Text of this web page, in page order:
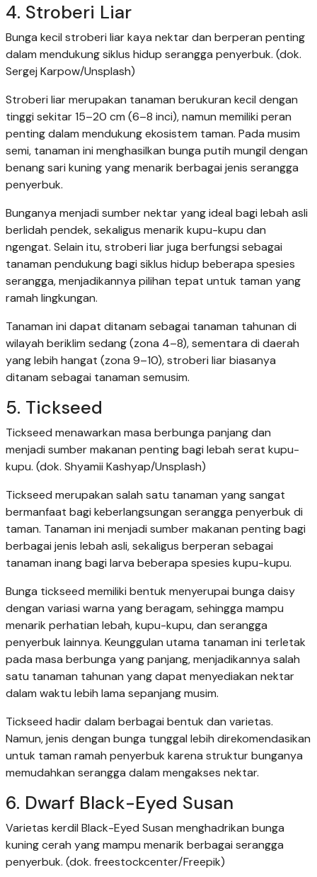
4. Stroberi Liar
Bunga kecil stroberi liar kaya nektar dan berperan penting
dalam mendukung siklus hidup serangga penyerbuk. (dok.
Sergej Karpow/Unsplash)
Stroberi liar merupakan tanaman berukuran kecil dengan
tinggi sekitar 15–20 cm (6–8 inci), namun memiliki peran
penting dalam mendukung ekosistem taman. Pada musim
semi, tanaman ini menghasilkan bunga putih mungil dengan
benang sari kuning yang menarik berbagai jenis serangga
penyerbuk.
Bunganya menjadi sumber nektar yang ideal bagi lebah asli
berlidah pendek, sekaligus menarik kupu-kupu dan
ngengat. Selain itu, stroberi liar juga berfungsi sebagai
tanaman pendukung bagi siklus hidup beberapa spesies
serangga, menjadikannya pilihan tepat untuk taman yang
ramah lingkungan.
Tanaman ini dapat ditanam sebagai tanaman tahunan di
wilayah beriklim sedang (zona 4–8), sementara di daerah
yang lebih hangat (zona 9–10), stroberi liar biasanya
ditanam sebagai tanaman semusim.
5. Tickseed
Tickseed menawarkan masa berbunga panjang dan
menjadi sumber makanan penting bagi lebah serat kupu-
kupu. (dok. Shyamii Kashyap/Unsplash)
Tickseed merupakan salah satu tanaman yang sangat
bermanfaat bagi keberlangsungan serangga penyerbuk di
taman. Tanaman ini menjadi sumber makanan penting bagi
berbagai jenis lebah asli, sekaligus berperan sebagai
tanaman inang bagi larva beberapa spesies kupu-kupu.
Bunga tickseed memiliki bentuk menyerupai bunga daisy
dengan variasi warna yang beragam, sehingga mampu
menarik perhatian lebah, kupu-kupu, dan serangga
penyerbuk lainnya. Keunggulan utama tanaman ini terletak
pada masa berbunga yang panjang, menjadikannya salah
satu tanaman tahunan yang dapat menyediakan nektar
dalam waktu lebih lama sepanjang musim.
Tickseed hadir dalam berbagai bentuk dan varietas.
Namun, jenis dengan bunga tunggal lebih direkomendasikan
untuk taman ramah penyerbuk karena struktur bunganya
memudahkan serangga dalam mengakses nektar.
6. Dwarf Black-Eyed Susan
Varietas kerdil Black-Eyed Susan menghadrikan bunga
kuning cerah yang mampu menarik berbagai serangga
penyerbuk. (dok. freestockcenter/Freepik)